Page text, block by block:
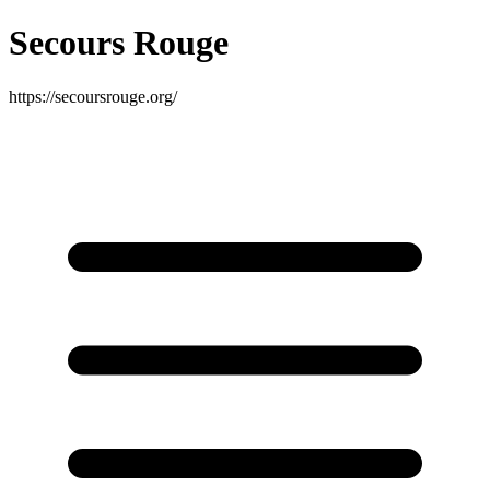
Secours Rouge
https://secoursrouge.org/